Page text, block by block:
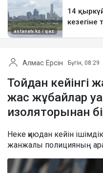
Алмас Ерсін Бүгін, 08:29
Тойдан кейінгі
жас жұбайлар
изоляторынан
Неке қиюдан кейін
жанжалы полицияның